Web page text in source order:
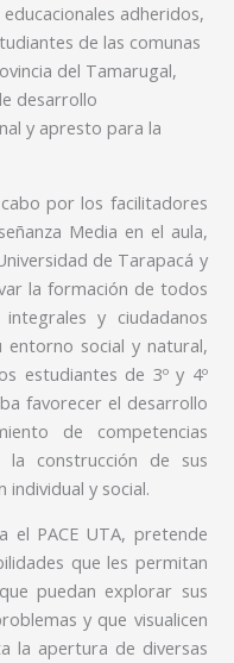
adheridos,
de las comunas
del Tamarugal,
desarrollo
y apresto para la
por los facilitadores
Media en el aula,
de Tarapacá y
la formación de todos
y ciudadanos
entorno social y natural,
estudiantes de 3º y 4º
favorecer el desarrollo
de competencias
la construcción de sus
individual y social.
el PACE UTA, pretende
que les permitan
puedan explorar sus
y que visualicen
la apertura de diversas